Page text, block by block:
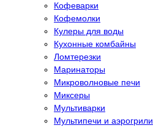
Кофеварки
Кофемолки
Кулеры для воды
Кухонные комбайны
Ломтерезки
Маринаторы
Микроволновые печи
Миксеры
Мультиварки
Мультипечи и аэрогрили